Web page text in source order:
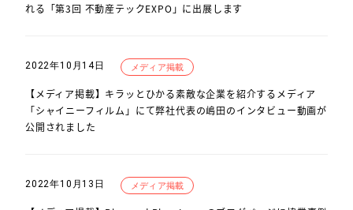
れる「第3回 不動産テックEXPO」に出展します
【メディア掲載】キラッとひかる素敵な企業を紹介するメディア
「シャイニーフィルム」にて弊社代表の嶋田のインタビュー動画が
公開されました
2022年10月14日 メディア掲載
2022年10月13日 メディア掲載